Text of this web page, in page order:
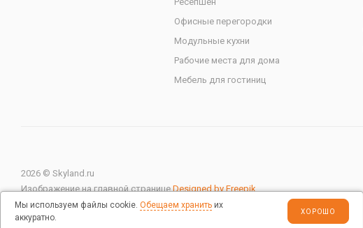
Офисные перегородки
Модульные кухни
Рабочие места для дома
Мебель для гостиниц
2026 © Skyland.ru
Изображение на главной страницеDesigned by Freepik
Мы используем файлы cookie. Обещаем хранить их
аккуратно.
ХОРОШО